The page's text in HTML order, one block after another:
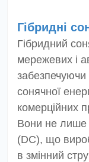
Гібридні
Гібридний
мережевих і
забезпечуючи
сонячної
комерційних
Вони не лише
(DC), що
в змінний